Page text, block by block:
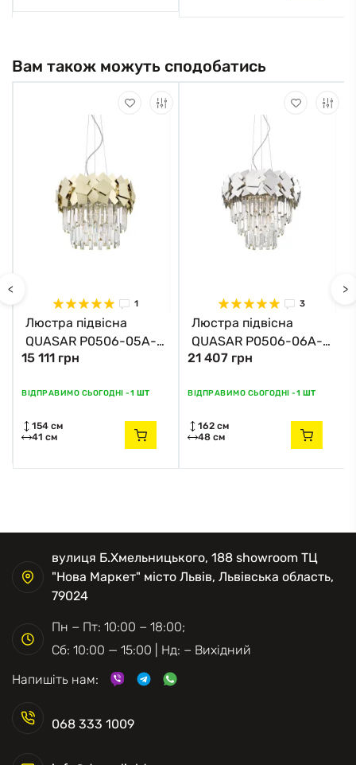
Вам також можуть сподобатись
<
1
Люстра підвісна
QUASAR P0506-05A-
F4E3 Zuma Line
15 111 грн
ВІДПРАВИМО СЬОГОДНІ -1 ШТ
154 см
41 см
3
Люстра підвісна
QUASAR P0506-06A-
F4AC Zuma Line хром
21 407 грн
ВІДПРАВИМО СЬОГОДНІ -1 ШТ
162 см
48 см
>
068 333 1009
вулиця Б.Хмельницького, 188 showroom ТЦ
"Нова Маркет" місто Львів, Львівська область,
79024
Пн − Пт: 10:00 − 18:00;
Сб: 10:00 — 15:00 | Нд: − Вихідний
Напишіть нам: